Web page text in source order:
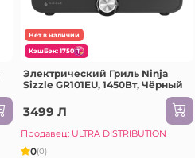
Нет в наличии
КэшБэк: 1750
Электрический Гриль Ninja
Sizzle GR101EU, 1450Вт, Чёрный
3499 Л
Продавец: ULTRA DISTRIBUTION
0(0)